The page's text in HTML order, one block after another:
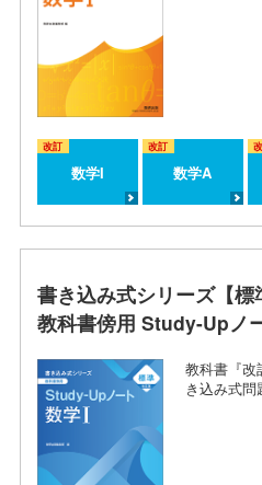
改訂
数学I
改訂
数学A
書き込み式シリーズ【標
教科書傍用 Study-Upノ
教科書『改
き込み式問